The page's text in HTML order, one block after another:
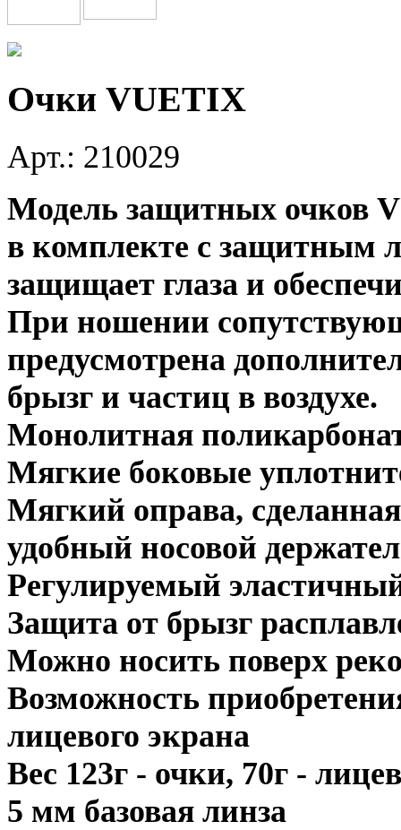
Очки VUETIX
Арт.: 210029
Модель защитных очков
в комплекте с защитным
защищает глаза и
При ношении
предусмотрена
брызг и частиц в воздухе.
Монолитная
Мягкие боковые
Мягкий оправа,
удобный носовой
Регулируемый
Защита от брызг
Можно носить поверх
Возможность
лицевого экрана
Вес 123г - очки, 70г -
5 мм базовая линза